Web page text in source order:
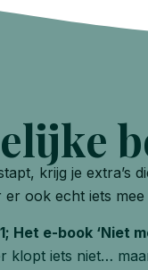
krijg je extra’s
er ook echt iets mee
Het e-book ‘Niet
klopt iets niet…